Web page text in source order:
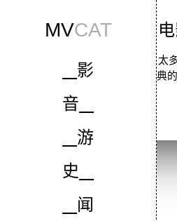
MVCAT
影
音
游
史
闻
冷门港片
港片经典电影的大名，盖过了太
名气不大但是同样经典